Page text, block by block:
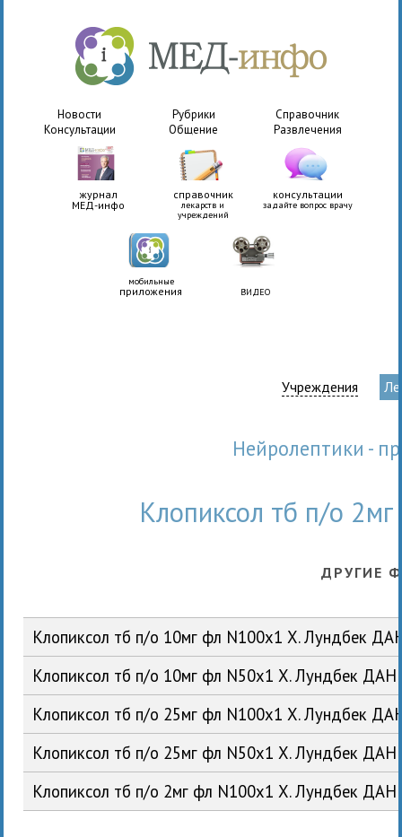
Новости Рубрики
Справочник
Консультации
Общение Развлечения
журнал
МЕД-инфо
справочник
лекарств и
учреждений
консультации
задайте вопрос врачу
мобильные
приложения ВИДЕО
Учреждения
Нейролептики -
Клопиксол тб п/о
ДРУГИЕ
Клопиксол тб п/о 10мг фл N100x1 Х. Лундбек
Клопиксол тб п/о 10мг фл N50x1 Х. Лундбек ДАН
Клопиксол тб п/о 25мг фл N100x1 Х. Лундбек
Клопиксол тб п/о 25мг фл N50x1 Х. Лундбек ДАН
Клопиксол тб п/о 2мг фл N100x1 Х. Лундбек ДАН